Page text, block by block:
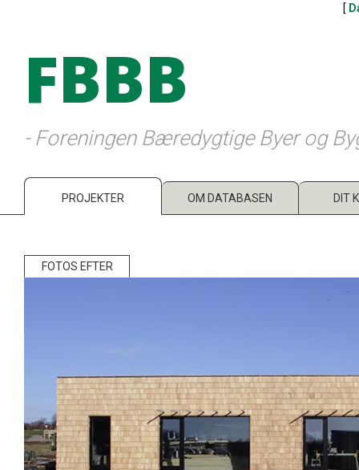
[
FBBB
- Foreningen Bæredygtige Byer og
PROJEKTER OM DATABASEN DIT
FOTOS EFTER